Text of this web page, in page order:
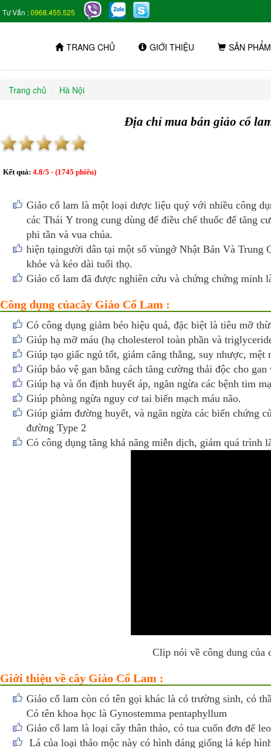
Tư Vấn :0968.455.525
TRANG CHỦ GIỚI THIỆU SẢN PHẨM
Trang chủ Hà Nội
Địa chỉ mua bán giảo cổ
Kết quả: 4.8/5 - (1745 phiếu)
Giảo cổ lam là một loại dược liệu quý với nhiều công
các Thái Y trong cung dùng để điều chế thuốc để tăng
phi tần và vua chúa.
hiện tạingười dân tại một số vùngở Nhật Bản Và Trung
khỏe và kéo dài tuổi thọ.
Giảo cổ lam đã được nghiên cứu và chứng chứng minh
Công dụng củacây Giảo Cổ Lam :
Có công dụng giảm béo hiệu quả, đặc biệt là tiêu mỡ
Giúp hạ mỡ máu (hạ cholesterol toàn phần và
Giúp tạo giấc ngủ tốt, giảm căng thẳng, suy nhược, mệt
Giúp bảo vệ gan bằng cách tăng cường thải độc cho gan
Giúp hạ và ổn định huyết áp, ngăn ngừa các bệnh tim
Giúp phòng ngừa nguy cơ tai biến mạch máu não.
Giúp giảm đường huyết, và ngăn ngừa các biến chứng
đường Type 2
Có công dụng tăng khả năng miễn dịch, giảm quá trình
Clip nói về công dung của
Giới thiệu về cây Giảo Cổ Lam :
Giảo cổ lam còn có tên gọi khác là cỏ trường sinh, cỏ
Có tên khoa học là Gynostemma pentaphyllum
Giảo cổ lam là loại cây thân thảo, có tua cuốn đơn để
Lá của loại thảo mộc này có hình dáng giống lá kép